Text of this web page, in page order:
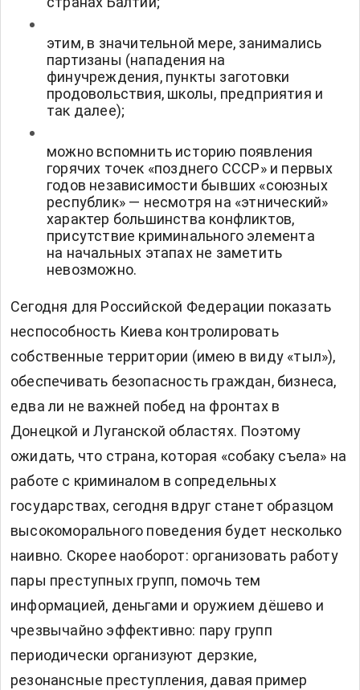
этим, в значительной мере, занимались
партизаны (нападения на
финучреждения, пункты заготовки
продовольствия, школы, предприятия и
так далее);
можно вспомнить историю появления
горячих точек «позднего СССР» и первых
годов независимости бывших «союзных
республик» — несмотря на «этнический»
характер большинства конфликтов,
присутствие криминального элемента
на начальных этапах не заметить
невозможно.
Сегодня для Российской Федерации показать
неспособность Киева контролировать
собственные территории (имею в виду «тыл»),
обеспечивать безопасность граждан, бизнеса,
едва ли не важней побед на фронтах в
Донецкой и Луганской областях. Поэтому
ожидать, что страна, которая «собаку съела» на
работе с криминалом в сопредельных
государствах, сегодня вдруг станет образцом
высокоморального поведения будет несколько
наивно. Скорее наоборот: организовать работу
пары преступных групп, помочь тем
информацией, деньгами и оружием дёшево и
чрезвычайно эффективно: пару групп
периодически организуют дерзкие,
резонансные преступления, давая пример